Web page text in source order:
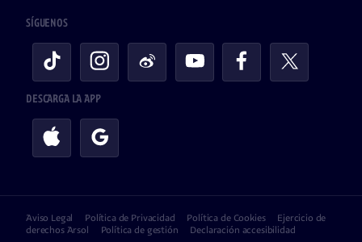
SÍGUENOS
DESCARGA LA APP
Aviso Legal Política de Privacidad Política de Cookies
Ejercicio de
derechos Arsol
Política de gestión Declaración accesibilidad